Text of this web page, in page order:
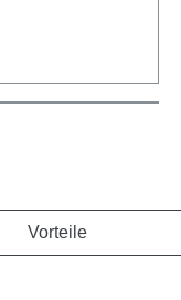
Vorteile